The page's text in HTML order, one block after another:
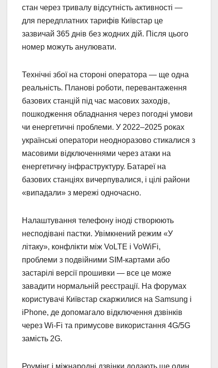
стан через тривалу відсутність активності —
для передплатних тарифів Київстар це
зазвичай 365 днів без жодних дій. Після цього
номер можуть анулювати.
Технічні збої на стороні оператора — ще одна
реальність. Планові роботи, перевантаження
базових станцій під час масових заходів,
пошкодження обладнання через погодні умови
чи енергетичні проблеми. У 2022–2025 роках
українські оператори неодноразово стикалися з
масовими відключеннями через атаки на
енергетичну інфраструктуру. Батареї на
базових станціях вичерпувалися, і цілі райони
«випадали» з мережі одночасно.
Налаштування телефону іноді створюють
несподівані пастки. Увімкнений режим «У
літаку», конфлікти між VoLTE і VoWiFi,
проблеми з подвійними SIM-картами або
застарілі версії прошивки — все це може
завадити нормальній реєстрації. На форумах
користувачі Київстар скаржилися на Samsung і
iPhone, де допомагало відключення дзвінків
через Wi-Fi та примусове використання 4G/5G
замість 2G.